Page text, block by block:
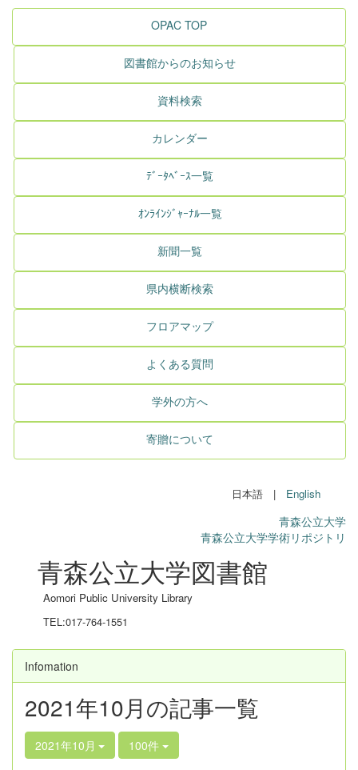
OPAC TOP
図書館からのお知らせ
資料検索
カレンダー
ﾃﾞｰﾀﾍﾞｰｽ一覧
ｵﾝﾗｲﾝｼﾞｬｰﾅﾙ一覧
新聞一覧
県内横断検索
フロアマップ
よくある質問
学外の方へ
寄贈について
日本語 | English
青森公立大学
青森公立大学学術リポジトリ
青森公立大学図書館
Aomori Public University Library
TEL:017-764-1551
Infomation
2021年10月の記事一覧
2021年10月 100件